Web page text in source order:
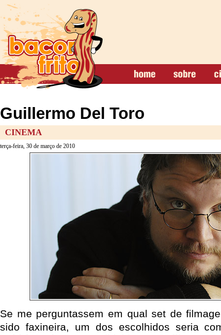
Guillermo Del Toro
CINEMA
terça-feira, 30 de março de 2010
Se me perguntassem em qual set de
sido faxineira, um dos escolhidos seria